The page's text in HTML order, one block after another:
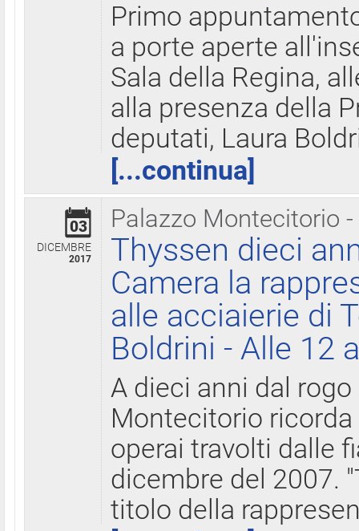
Primo
a porte aperte
Sala della Regina,
alla presenza della
deputati, Laura
[...continua]
Palazzo Montecitorio
03
DICEMBRE
2017
Thyssen dieci
Camera la
alle acciaierie di
Boldrini - Alle 12
A dieci anni dal
Montecitorio
operai travolti dalle
dicembre del 2007.
titolo della